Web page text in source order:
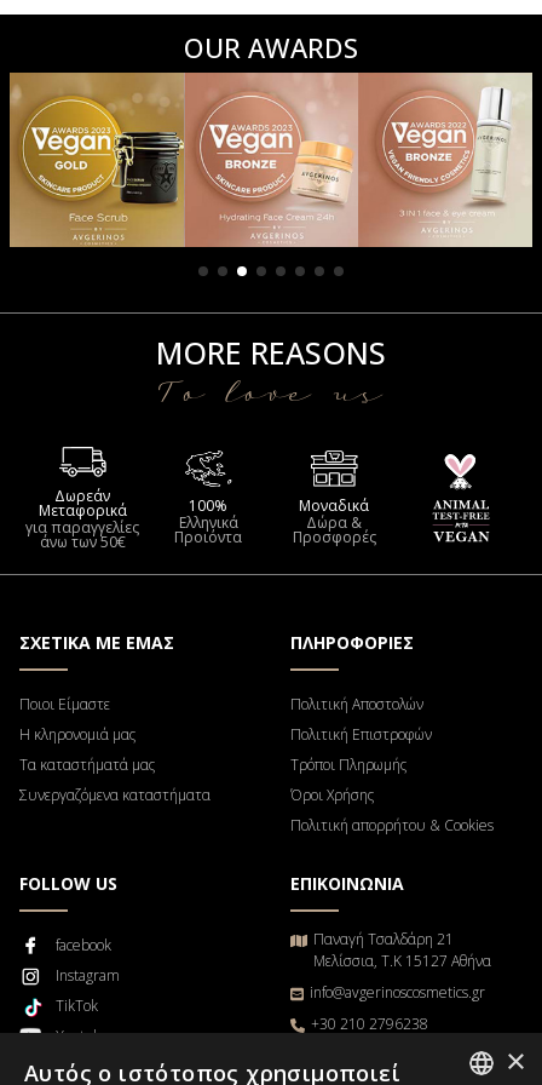
29,90€.
είναι:
17,90€.
14,90€.
είναι:
OUR AWARDS
MORE REASONS
To love us
Δωρεάν
Μεταφορικά
για παραγγελίες
άνω των 50€
100%
Ελληνικά
Προιόντα
Μοναδικά
Δώρα &
Προσφορές
ΣΧΕΤΙΚΑ ΜΕ ΕΜΑΣ
Ποιοι Είμαστε
Η κληρονομιά μας
Τα καταστήματά μας
Συνεργαζόμενα καταστήματα
ΠΛΗΡΟΦΟΡΙΕΣ
Πολιτική Αποστολών
Πολιτική Επιστροφών
Τρόποι Πληρωμής
Όροι Χρήσης
Πολιτική απορρήτου & Cookies
FOLLOW US
facebook
Instagram
TikTok
Youtube
Blog
ΕΠΙΚΟΙΝΩΝΙΑ
Παναγή Τσαλδάρη 21
Μελίσσια, Τ.Κ 15127 Αθήνα
info@avgerinoscosmetics.gr
+30 210 2796238
9π.μ. – 5μ.μ
×
Αυτός ο ιστότοπος χρησιμοποιεί